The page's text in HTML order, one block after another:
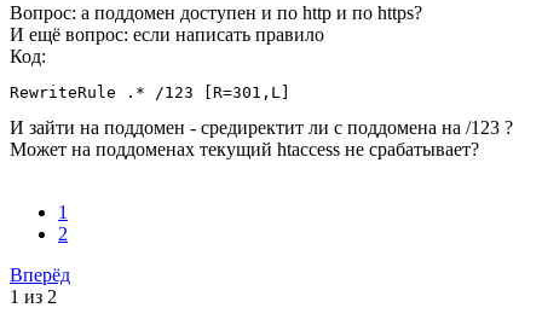
Вопрос: а поддомен доступен и по http и по https?
И ещё вопрос: если написать правило
Код:
RewriteRule .* /123 [R=301,L]
И зайти на поддомен - средиректит ли с поддомена на /123 ?
Может на поддоменах текущий htaccess не срабатывает?
1
2
Вперёд
1 из 2